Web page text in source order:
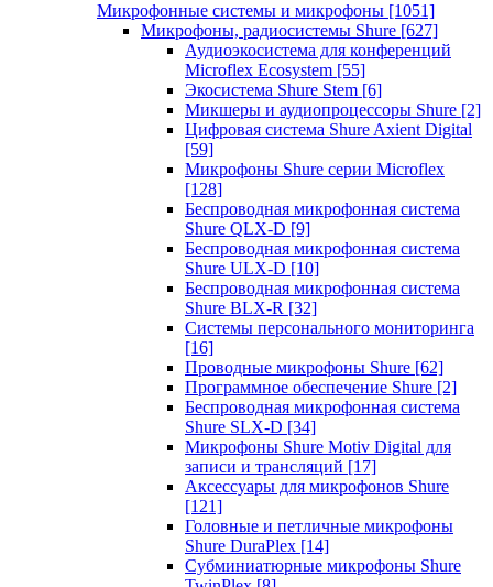
Микрофонные системы и микрофоны [1051]
Микрофоны, радиосистемы Shure [627]
Аудиоэкосистема для конференций
Microflex Ecosystem [55]
Экосистема Shure Stem [6]
Микшеры и аудиопроцессоры Shure [2]
Цифровая система Shure Axient Digital
[59]
Микрофоны Shure серии Microflex
[128]
Беспроводная микрофонная система
Shure QLX-D [9]
Беспроводная микрофонная система
Shure ULX-D [10]
Беспроводная микрофонная система
Shure BLX-R [32]
Системы персонального мониторинга
[16]
Проводные микрофоны Shure [62]
Программное обеспечение Shure [2]
Беспроводная микрофонная система
Shure SLX-D [34]
Микрофоны Shure Motiv Digital для
записи и трансляций [17]
Аксессуары для микрофонов Shure
[121]
Головные и петличные микрофоны
Shure DuraPlex [14]
Субминиатюрные микрофоны Shure